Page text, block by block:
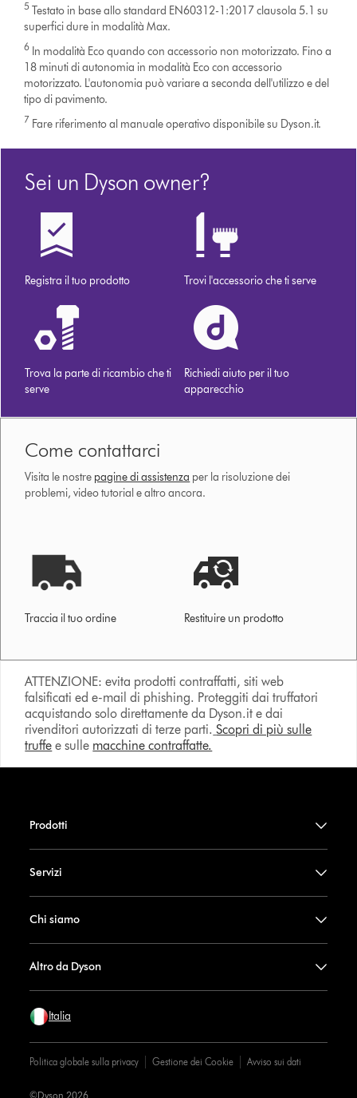
5 Testato in base allo standard EN60312-1:2017 clausola 5.1 su
superfici dure in modalità Max.
6 In modalità Eco quando con accessorio non motorizzato. Fino a
18 minuti di autonomia in modalità Eco con accessorio
motorizzato. L'autonomia può variare a seconda dell'utilizzo e del
tipo di pavimento.
7 Fare riferimento al manuale operativo disponibile su Dyson.it.
Sei un Dyson owner?
Registra il tuo prodotto Trovi l'accessorio che ti serve
Trova la parte di ricambio che ti
serve
Richiedi aiuto per il tuo
apparecchio
Come contattarci
Visita le nostre pagine di assistenza per la risoluzione dei
problemi, video tutorial e altro ancora.
Traccia il tuo ordine Restituire un prodotto
ATTENZIONE: evita prodotti contraffatti, siti web
falsificati ed e-mail di phishing. Proteggiti dai truffatori
acquistando solo direttamente da Dyson.it e dai
rivenditori autorizzati di terze parti. Scopri di più sulle
truffe e sulle macchine contraffatte.
Prodotti
Servizi
Chi siamo
Altro da Dyson
Italia
Politica globale sulla privacy Gestione dei Cookie Avviso sui dati
©Dyson 2026